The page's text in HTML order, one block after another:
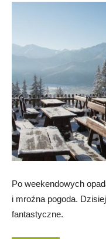
Po weekendowych
i mroźna pogoda.
fantastyczne.